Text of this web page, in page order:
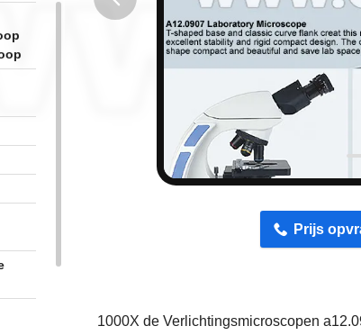
Prijs
1000X de Verlichtingsmicroscopen